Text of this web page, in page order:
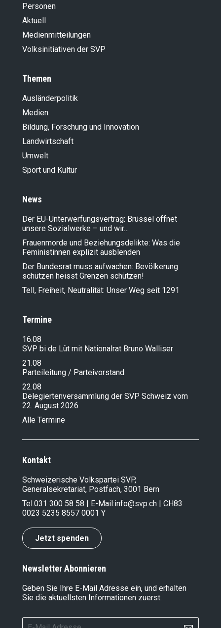
Personen
Aktuell
Medienmitteilungen
Volksinitiativen der SVP
Themen
Ausländer­politik
Medien
Bildung, Forschung und Innovation
Landwirt­schaft
Umwelt
Sport und Kultur
News
Der EU-Unterwerfungsvertrag: Brüssel öffnet
unsere Sozialwerke – und wir…
Frauenmorde und Beziehungsdelikte: Was die
Feministinnen explizit ausblenden
Der Bundesrat muss aufwachen: Bevölkerung
schützen heisst Grenzen schützen!
Tell, Freiheit, Neutralität: Unser Weg seit 1291
Termine
16.08
SVP bi de Lüt mit Nationalrat Bruno Walliser
21.08
Parteileitung / Parteivorstand
22.08
Delegiertenversammlung der SVP Schweiz vom
22. August 2026
Alle Termine
Kontakt
Schweizerische Volkspartei SVP,
Generalsekretariat, Postfach, 3001 Bern
Tel.031 300 58 58 | E-Mail:info@svp.ch | CH83
0023 5235 8557 0001 Y
Jetzt spenden
Newsletter Abonnieren
Geben Sie Ihre E-Mail Adresse ein, und erhalten
Sie die aktuellsten Informationen zuerst.